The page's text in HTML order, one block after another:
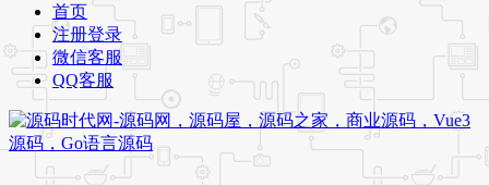
首页
注册登录
微信客服
QQ客服